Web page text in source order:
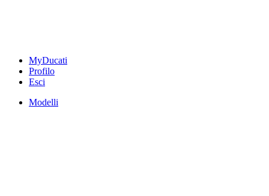
MyDucati
Profilo
Esci
Modelli